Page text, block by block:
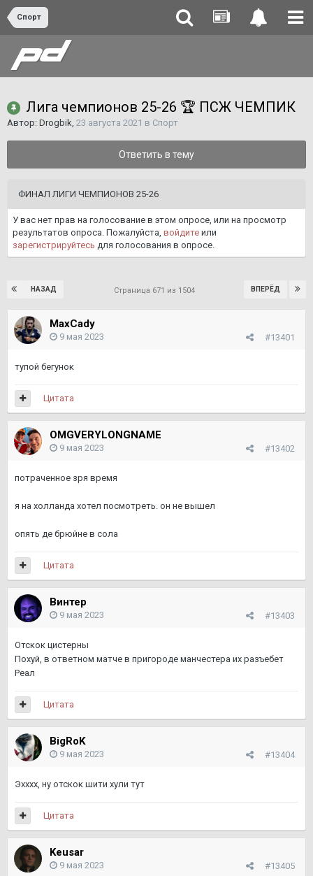
Спорт
Лига чемпионов 25-26 🏆 ПСЖ ЧЕМПИК
Автор: Drogbik, 23 августа 2021 в Спорт
Ответить в тему
ФИНАЛ ЛИГИ ЧЕМПИОНОВ 25-26
У вас нет прав на голосование в этом опросе, или на просмотр
результатов опроса. Пожалуйста, войдите или
зарегистрируйтесь для голосования в опросе.
НАЗАД ВПЕРЁД
Страница 671 из 1504
MaxCady
#13401
9 мая 2023
тупой бегунок
Цитата
OMGVERYLONGNAME
#13402
9 мая 2023
потраченное зря время
я на холланда хотел посмотреть. он не вышел
опять де брюйне в сола
Цитата
Винтер
#13403
9 мая 2023
Отскок цистерны
Похуй, в ответном матче в пригороде манчестера их разъебет
Реал
Цитата
BigRoK
#13404
9 мая 2023
Эхххх, ну отскок шити хули тут
Цитата
Keusar
#13405
9 мая 2023